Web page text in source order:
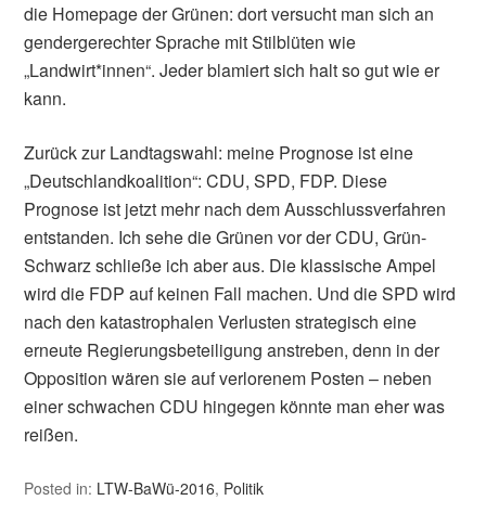
die Homepage der Grünen: dort versucht man sich an
gendergerechter Sprache mit Stilblüten wie
„Landwirt*innen“. Jeder blamiert sich halt so gut wie er
kann.
Zurück zur Landtagswahl: meine Prognose ist eine
„Deutschlandkoalition“: CDU, SPD, FDP. Diese
Prognose ist jetzt mehr nach dem Ausschlussverfahren
entstanden. Ich sehe die Grünen vor der CDU, Grün-
Schwarz schließe ich aber aus. Die klassische Ampel
wird die FDP auf keinen Fall machen. Und die SPD wird
nach den katastrophalen Verlusten strategisch eine
erneute Regierungsbeteiligung anstreben, denn in der
Opposition wären sie auf verlorenem Posten – neben
einer schwachen CDU hingegen könnte man eher was
reißen.
Posted in: LTW-BaWü-2016, Politik